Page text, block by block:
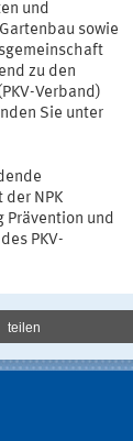
und
sowie
zu den
Verband)
Sie unter
NPK
Prävention und
PKV-
teilen